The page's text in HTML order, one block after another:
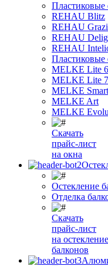
REHAU Blitz
REHAU
REHAU
REHAU
MELKE Lite
MELKE Lite
MELKE Smart
MELKE Art
MELKE
Скачать
прайс-лист
на окна
Остекление
Отделка
Скачать
прайс-лист
на остекление
балконов